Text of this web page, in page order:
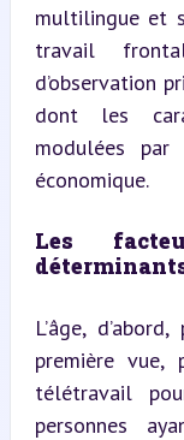
multilingue et
travail
d’observation
dont les
modulées par
économique.
Les
L’âge,
première
télétravail
personnes